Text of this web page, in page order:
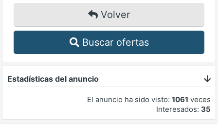
Volver
Buscar ofertas
Estadísticas del anuncio
El anuncio ha sido visto: 1061 veces
Interesados: 35